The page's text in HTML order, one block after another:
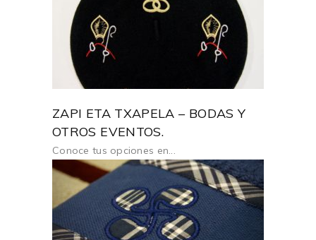
ZAPI ETA TXAPELA – BODAS Y
OTROS EVENTOS.
Conoce tus opciones en...